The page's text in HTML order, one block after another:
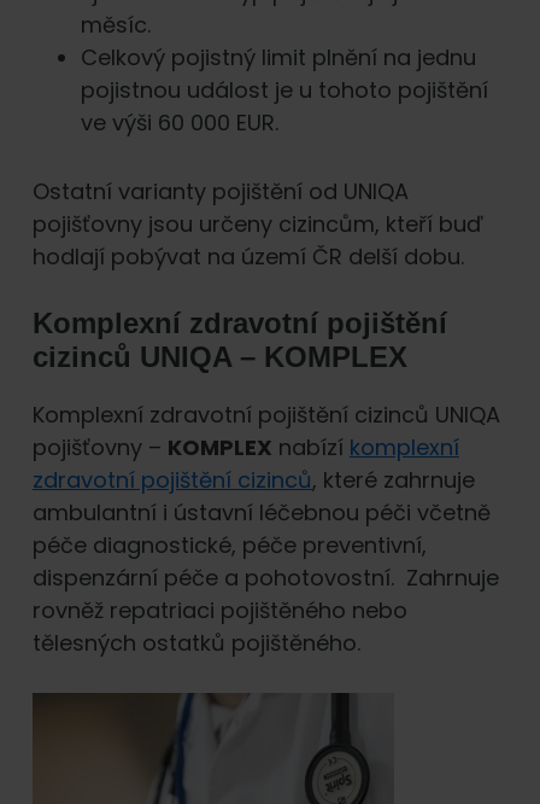
měsíc.
Celkový pojistný limit plnění na jednu
pojistnou událost je u tohoto pojištění
ve výši 60 000 EUR.
Ostatní varianty pojištění od UNIQA
pojišťovny jsou určeny cizincům, kteří buď
hodlají pobývat na území ČR delší dobu.
Komplexní zdravotní pojištění
cizinců UNIQA – KOMPLEX
Komplexní zdravotní pojištění cizinců UNIQA
pojišťovny – KOMPLEX nabízí komplexní
zdravotní pojištění cizinců, které zahrnuje
ambulantní i ústavní léčebnou péči včetně
péče diagnostické, péče preventivní,
dispenzární péče a pohotovostní. Zahrnuje
rovněž repatriaci pojištěného nebo
tělesných ostatků pojištěného.